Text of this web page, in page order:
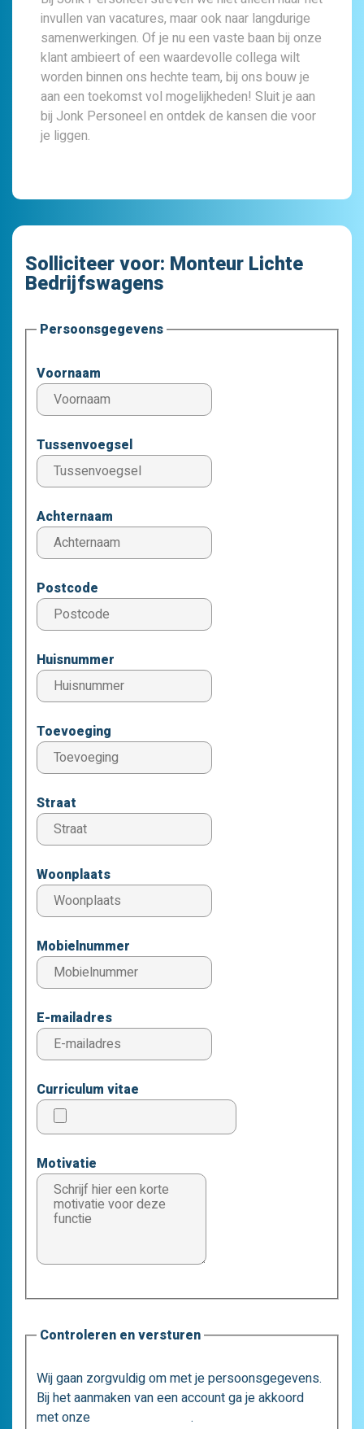
invullen van vacatures, maar ook naar langdurige
samenwerkingen. Of je nu een vaste baan bij onze
klant ambieert of een waardevolle collega wilt
worden binnen ons hechte team, bij ons bouw je
aan een toekomst vol mogelijkheden! Sluit je aan
bij Jonk Personeel en ontdek de kansen die voor
je liggen.
Solliciteer voor: Monteur Lichte
Bedrijfswagens
Persoonsgegevens
Voornaam
Tussenvoegsel
Achternaam
Postcode
Huisnummer
Toevoeging
Straat
Woonplaats
Mobielnummer
E-mailadres
Curriculum vitae
Motivatie
Controleren en versturen
Wij gaan zorgvuldig om met je persoonsgegevens.
Bij het aanmaken van een account ga je akkoord
met onze
.